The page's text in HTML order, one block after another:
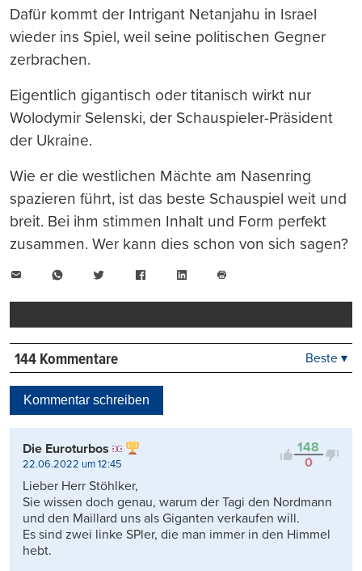
Dafür kommt der Intrigant Netanjahu in Israel
wieder ins Spiel, weil seine politischen Gegner
zerbrachen.
Eigentlich gigantisch oder titanisch wirkt nur
Wolodymir Selenski, der Schauspieler-Präsident
der Ukraine.
Wie er die westlichen Mächte am Nasenring
spazieren führt, ist das beste Schauspiel weit und
breit. Bei ihm stimmen Inhalt und Form perfekt
zusammen. Wer kann dies schon von sich sagen?
WhatsAppTwitter FacebookLinkedIn
drucken
144 Kommentare
Kontrovers
Beste ▾
Kommentar schreiben
148
0
Die Euroturbos
22.06.2022 um 12:45
Lieber Herr Stöhlker,
Sie wissen doch genau, warum der Tagi den Nordmann
und den Maillard uns als Giganten verkaufen will.
Es sind zwei linke SPler, die man immer in den Himmel
hebt.